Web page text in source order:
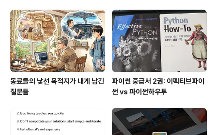
동료들의 낯선 목적지가 내게 남긴
질문들
파이썬 중급서 2권: 이펙티브파이
썬 vs 파이썬하우투